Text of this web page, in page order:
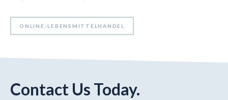
ONLINE-LEBENSMITTELHANDEL
Contact Us Today.